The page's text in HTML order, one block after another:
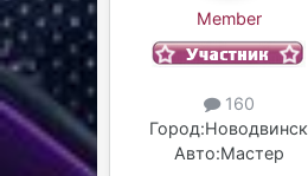
Member
160
Город:Новодвинск
Авто:Мастер